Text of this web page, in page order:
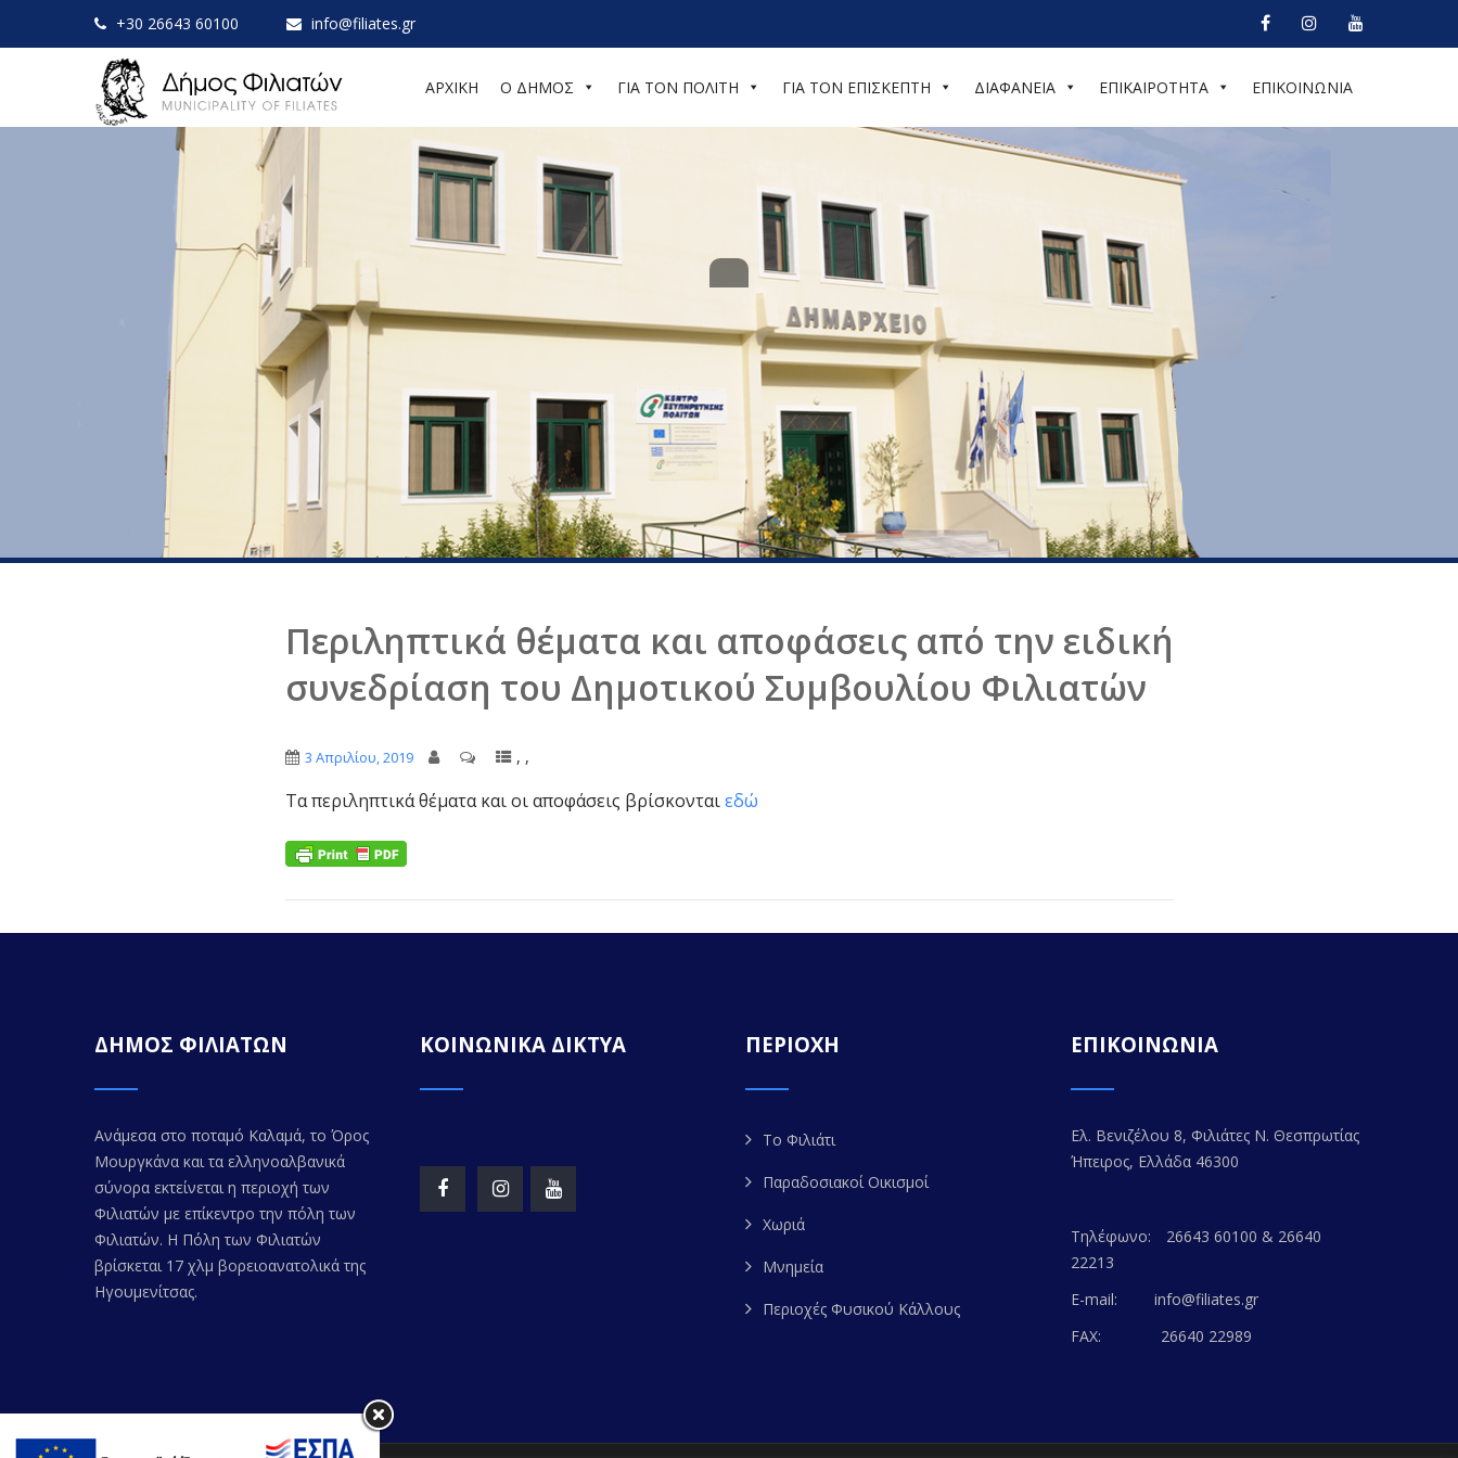
+30 26643 60100 info@filiates.gr
ΑΡΧΙΚΗ Ο ΔΗΜΟΣ ΓΙΑ ΤΟΝ ΠΟΛΙΤΗ ΓΙΑ ΤΟΝ ΕΠΙΣΚΕΠΤΗ ΔΙΑΦΑΝΕΙΑ ΕΠΙΚΑΙΡΟΤΗΤΑ ΕΠΙΚΟΙΝΩΝΙΑ
Περιληπτικά θέματα και αποφάσεις από την ειδική
συνεδρίαση του Δημοτικού Συμβουλίου Φιλιατών
3 Απριλίου, 2019 , ,
Τα περιληπτικά θέματα και οι αποφάσεις βρίσκονταιεδώ
ΔΗΜΟΣ ΦΙΛΙΑΤΩΝ
Ανάμεσα στο ποταμό Καλαμά, το Όρος
Μουργκάνα και τα ελληνοαλβανικά
σύνορα εκτείνεται η περιοχή των
Φιλιατών με επίκεντρο την πόλη των
Φιλιατών. Η Πόλη των Φιλιατών
βρίσκεται 17 χλμ βορειοανατολικά της
Ηγουμενίτσας.
ΚΟΙΝΩΝΙΚΑ ΔΙΚΤΥΑ ΠΕΡΙΟΧΗ
Το Φιλιάτι
Παραδοσιακοί Οικισμοί
Χωριά
Μνημεία
Περιοχές Φυσικού Κάλλους
ΕΠΙΚΟΙΝΩΝΙΑ
Ελ. Βενιζέλου 8, Φιλιάτες Ν. Θεσπρωτίας
Ήπειρος, Ελλάδα 46300
Τηλέφωνο:
26643 60100 & 26640
22213
E-mail:
info@filiates.gr
FAX:
26640 22989